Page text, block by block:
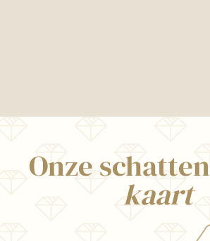
Onze schatten
kaart